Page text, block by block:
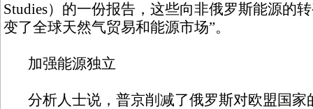
Studies）的一份报告，这些向非俄罗斯能源的
变了全球天然气贸易和能源市场”。
加强能源独立
分析人士说，普京削减了俄罗斯对欧盟国家